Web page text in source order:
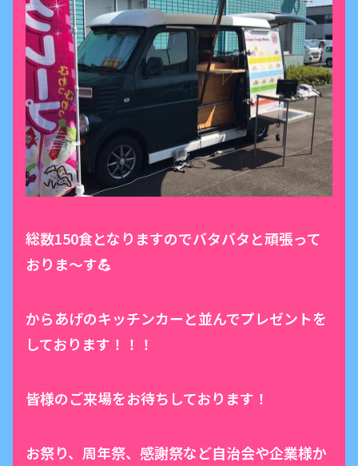
総数150食となりますのでバタバタと頑張って
おりま～す💪
からあげのキッチンカーと並んでプレゼントを
しております！！！
皆様のご来場をお待ちしております！
お祭り、周年祭、感謝祭など自治会や企業様か